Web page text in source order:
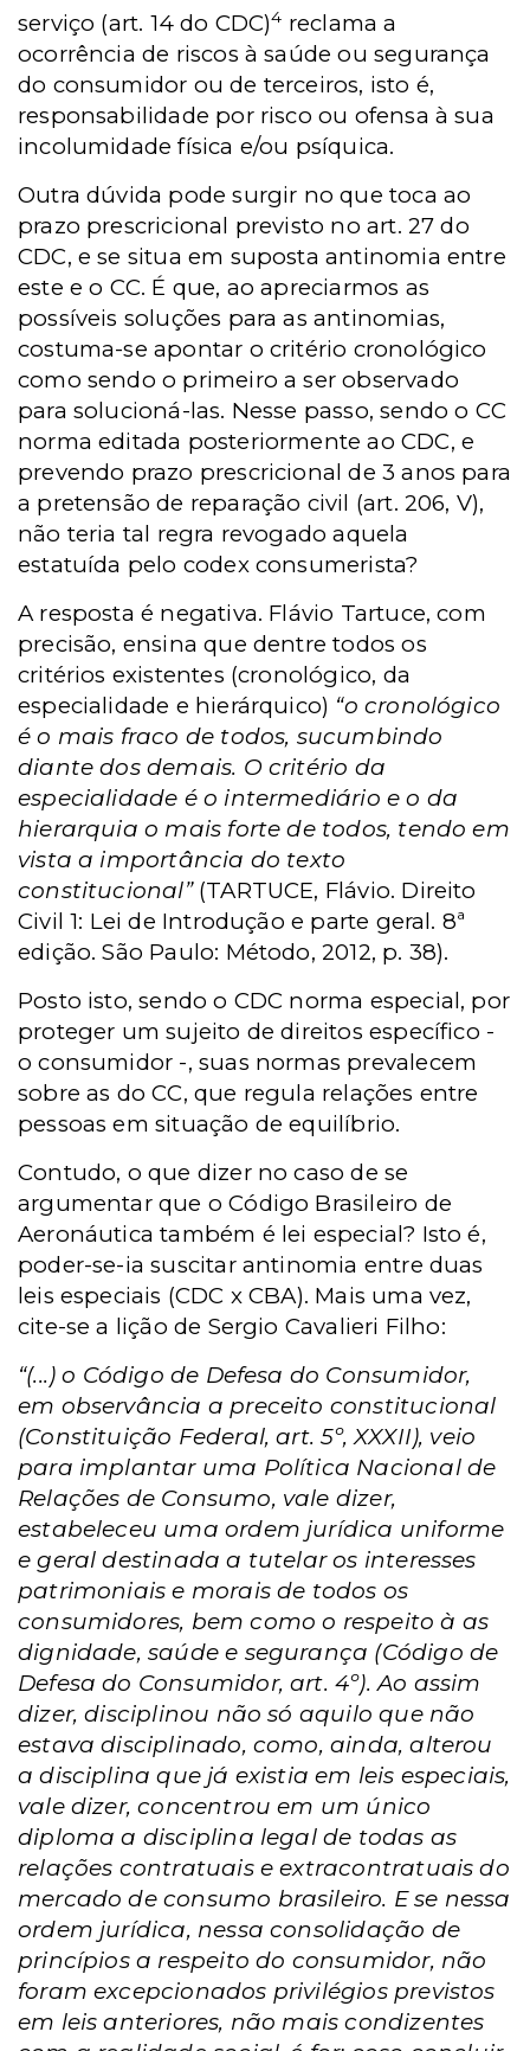
serviço (art. 14 do CDC)4 reclama a
ocorrência de riscos à saúde ou segurança
do consumidor ou de terceiros, isto é,
responsabilidade por risco ou ofensa à sua
incolumidade física e/ou psíquica.
Outra dúvida pode surgir no que toca ao
prazo prescricional previsto no art. 27 do
CDC, e se situa em suposta antinomia entre
este e o CC. É que, ao apreciarmos as
possíveis soluções para as antinomias,
costuma-se apontar o critério cronológico
como sendo o primeiro a ser observado
para solucioná-las. Nesse passo, sendo o CC
norma editada posteriormente ao CDC, e
prevendo prazo prescricional de 3 anos para
a pretensão de reparação civil (art. 206, V),
não teria tal regra revogado aquela
estatuída pelo codex consumerista?
A resposta é negativa. Flávio Tartuce, com
precisão, ensina que dentre todos os
critérios existentes (cronológico, da
especialidade e hierárquico) “o cronológico
é o mais fraco de todos, sucumbindo
diante dos demais. O critério da
especialidade é o intermediário e o da
hierarquia o mais forte de todos, tendo em
vista a importância do texto
constitucional”(TARTUCE, Flávio. Direito
Civil 1: Lei de Introdução e parte geral. 8ª
edição. São Paulo: Método, 2012, p. 38).
Posto isto, sendo o CDC norma especial, por
proteger um sujeito de direitos específico -
o consumidor -, suas normas prevalecem
sobre as do CC, que regula relações entre
pessoas em situação de equilíbrio.
Contudo, o que dizer no caso de se
argumentar que o Código Brasileiro de
Aeronáutica também é lei especial? Isto é,
poder-se-ia suscitar antinomia entre duas
leis especiais (CDC x CBA). Mais uma vez,
cite-se a lição de Sergio Cavalieri Filho:
“(...) o Código de Defesa do Consumidor,
em observância a preceito constitucional
(Constituição Federal, art. 5º, XXXII), veio
para implantar uma Política Nacional de
Relações de Consumo, vale dizer,
estabeleceu uma ordem jurídica uniforme
e geral destinada a tutelar os interesses
patrimoniais e morais de todos os
consumidores, bem como o respeito à as
dignidade, saúde e segurança (Código de
Defesa do Consumidor, art. 4º). Ao assim
dizer, disciplinou não só aquilo que não
estava disciplinado, como, ainda, alterou
a disciplina que já existia em leis especiais,
vale dizer, concentrou em um único
diploma a disciplina legal de todas as
relações contratuais e extracontratuais do
mercado de consumo brasileiro. E se nessa
ordem jurídica, nessa consolidação de
princípios a respeito do consumidor, não
foram excepcionados privilégios previstos
em leis anteriores, não mais condizentes